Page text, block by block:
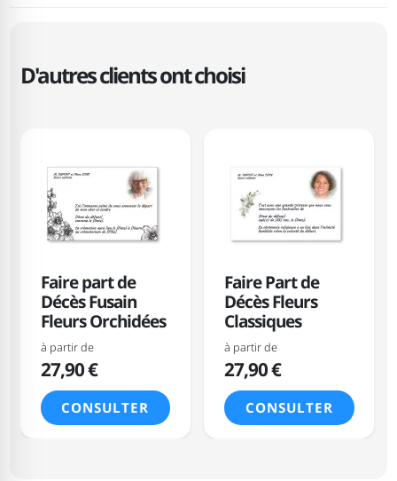
D'autres clients ont choisi
Faire part de
Décès Fusain
Fleurs Orchidées
à partir de
27,90 €
CONSULTER
Faire Part de
Décès Fleurs
Classiques
à partir de
27,90 €
CONSULTER